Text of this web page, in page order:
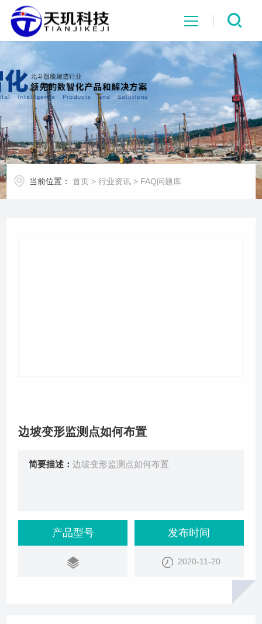
网站首页
系统中心
解决方案
项目案例
当前位置： 首页 >行业资讯 > FAQ问题库
边坡变形监测点如何布置
简要描述：边坡变形监测点如何布置
产品型号 发布时间
2020-11-20